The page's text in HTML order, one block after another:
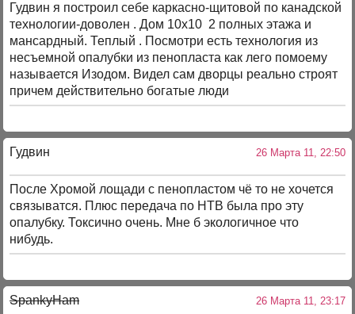
Гудвин я построил себе каркасно-щитовой по канадской
технологии-доволен . Дом 10х10 2 полных этажа и
мансардный. Теплый . Посмотри есть технология из
несъемной опалубки из пенопласта как лего помоему
называется Изодом. Видел сам дворцы реально строят
причем действительно богатые люди
Гудвин 26 Марта 11, 22:50
После Хромой лощади с пенопластом чё то не хочется
связыватся. Плюс передача по НТВ была про эту
опалубку. Токсично очень. Мне б экологичное что
нибудь.
SpankyHam 26 Марта 11, 23:17